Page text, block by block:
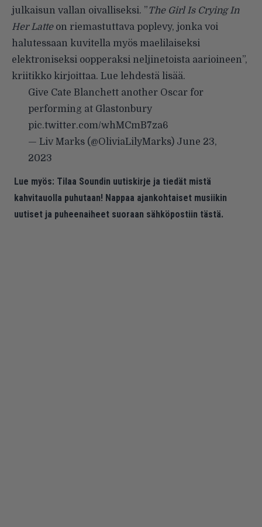
julkaisun vallan oivalliseksi. ”The Girl Is Crying In
Her Latteon riemastuttava poplevy, jonka voi
halutessaan kuvitella myös maelilaiseksi
elektroniseksi oopperaksi neljinetoista aarioineen”,
kriitikko kirjoittaa. Lue lehdestä lisää.
Give Cate Blanchett another Oscar for
performing at Glastonbury
pic.twitter.com/whMCmB7za6
— Liv Marks (@OliviaLilyMarks) June 23,
2023
Lue myös: Tilaa Soundin uutiskirje ja tiedät mistä
kahvitauolla puhutaan! Nappaa ajankohtaiset musiikin
uutiset ja puheenaiheet suoraan sähköpostiin tästä.